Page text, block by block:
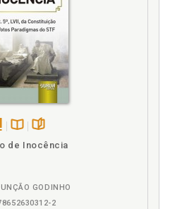
para apuração inquisitorial
a vida, p. 128
p. 21
Autoridades
do procedimento, p. 115
de Inocência
GODINHO
2